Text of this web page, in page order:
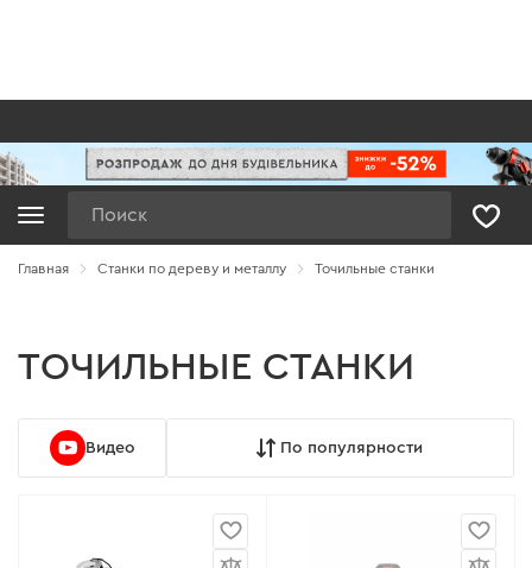
Главная Станки по дереву и металлу Точильные станки
ТОЧИЛЬНЫЕ СТАНКИ
Видео По популярности